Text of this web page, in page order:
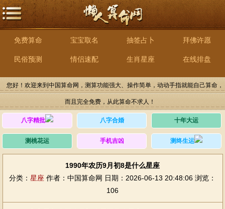
免费算命 宝宝取名 抽签占卜 拜佛许愿
民俗预测 情侣速配 生肖星座 在线排盘
您好！欢迎来到中国算命网，测算功能强大、操作简单，动动手指就能自己算命，
而且完全免费，从此算命不求人！
八字精批 八字合婚 十年大运
测桃花运 手机吉凶 测终生运
1990年农历9月初8是什么星座
分类： 星座 作者：中国算命网 日期：2026-06-13 20:48:06 浏览：
106